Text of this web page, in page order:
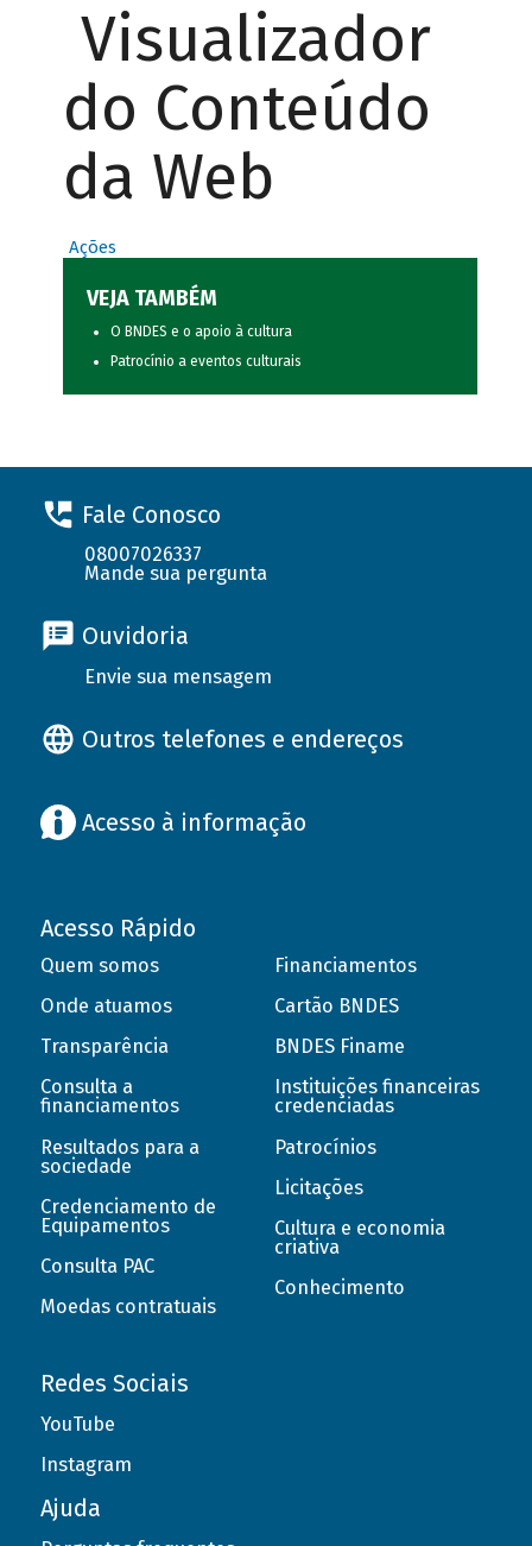
Visualizador
do Conteúdo
da Web
Ações
VEJA TAMBÉM
O BNDES e o apoio à cultura
Patrocínio a eventos culturais
Fale Conosco
08007026337
Mande sua pergunta
Ouvidoria
Envie sua mensagem
Outros telefones e endereços
Acesso à informação
Acesso Rápido
Quem somos
Onde atuamos
Transparência
Consulta a
financiamentos
Resultados para a
sociedade
Credenciamento de
Equipamentos
Consulta PAC
Moedas contratuais
Financiamentos
Cartão BNDES
BNDES Finame
Instituições financeiras
credenciadas
Patrocínios
Licitações
Cultura e economia
criativa
Conhecimento
Redes Sociais
YouTube
Instagram
Ajuda